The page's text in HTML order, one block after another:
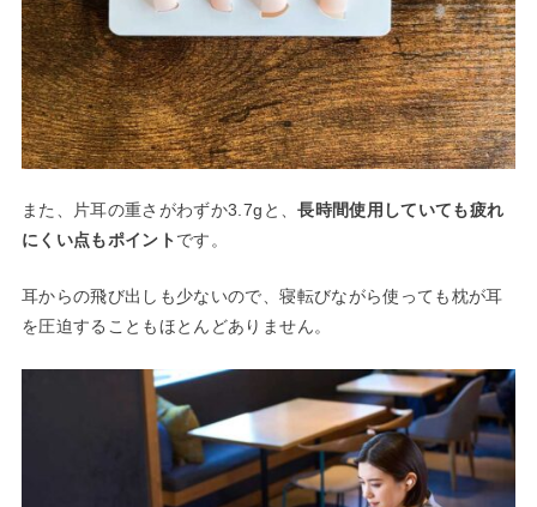
また、片耳の重さがわずか3.7gと、長時間使用していても疲れ
にくい点もポイントです。
耳からの飛び出しも少ないので、寝転びながら使っても枕が耳
を圧迫することもほとんどありません。